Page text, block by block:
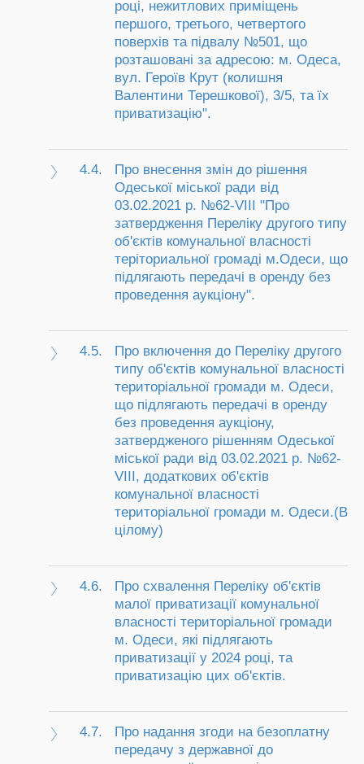
році, нежитлових приміщень
першого, третього, четвертого
поверхів та підвалу №501, що
розташовані за адресою: м. Одеса,
вул. Героїв Крут (колишня
Валентини Терешкової), 3/5, та їх
приватизацію".
4.4.
Про внесення змін до рішення
Одеської міської ради від
03.02.2021 р. №62-VIII "Про
затвердження Переліку другого типу
об'єктів комунальної власності
теріториальної громаді м.Одеси, що
підлягають передачі в оренду без
проведення аукціону".
4.5.
Про включення до Переліку другого
типу об'єктів комунальної власності
територіальної громади м. Одеси,
що підлягають передачі в оренду
без проведення аукціону,
затвердженого рішенням Одеської
міської ради від 03.02.2021 р. №62-
VIII, додаткових об'єктів
комунальної власності
територіальної громади м. Одеси.(В
цілому)
4.6.
Про схвалення Переліку об'єктів
малої приватизації комунальної
власності територіальної громади
м. Одеси, які підлягають
приватизації у 2024 році, та
приватизацію цих об'єктів.
4.7.
Про надання згоди на безоплатну
передачу з державної до